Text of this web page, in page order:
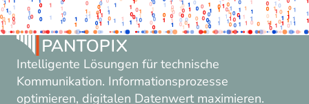
Intelligente Lösungen für technische
Kommunikation. Informationsprozesse
optimieren, digitalen Datenwert maximieren.